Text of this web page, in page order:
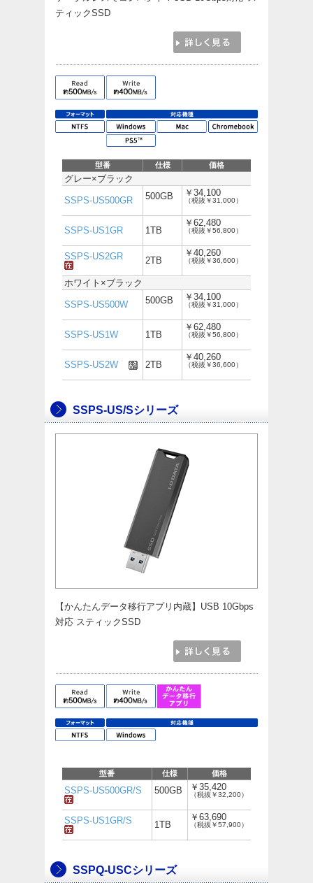
ティックSSD
型番 仕様 価格
グレー×ブラック
SSPS-US500GR 500GB ￥34,100
（税抜￥31,000）
SSPS-US1GR 1TB
￥62,480
（税抜￥56,800）
SSPS-US2GR 2TB
￥40,260
（税抜￥36,600）
ホワイト×ブラック
SSPS-US500W 500GB ￥34,100
（税抜￥31,000）
SSPS-US1W 1TB
￥62,480
（税抜￥56,800）
SSPS-US2W 2TB
￥40,260
（税抜￥36,600）
SSPS-US/Sシリーズ
【かんたんデータ移行アプリ内蔵】USB 10Gbps
対応 スティックSSD
型番 仕様 価格
SSPS-US500GR/S 500GB ￥35,420
（税抜￥32,200）
SSPS-US1GR/S 1TB
￥63,690
（税抜￥57,900）
SSPQ-USCシリーズ